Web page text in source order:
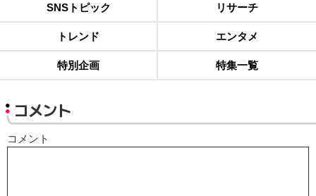
SNSトピック リサーチ
トレンド エンタメ
特別企画 特集一覧
コメント
コメント